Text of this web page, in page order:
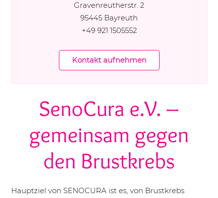
SenoCura e.V. –
gemeinsam gegen
den Brustkrebs
Hauptziel von SENOCURA ist es, von Brustkrebs
Gravenreutherstr. 2
95445 Bayreuth
+49 921 1505552
Kontakt aufnehmen